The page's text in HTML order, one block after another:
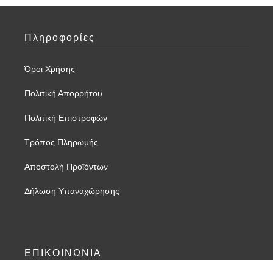
Πληροφορίες
Όροι Χρήσης
Πολιτική Απορρήτου
Πολιτική Επιστροφών
Τρόπος Πληρωμής
Αποστολή Προϊόντων
Δήλωση Υπαναχώρησης
ΕΠΙΚΟΙΝΩΝΙΑ